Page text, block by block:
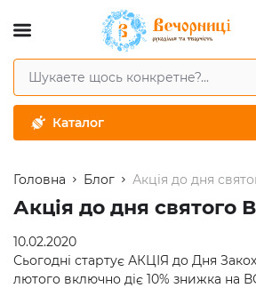
Каталог
Головна Блог Акція до дня
Акція до дня святого
10.02.2020
Сьогодні стартує АКЦІЯ до Дня
лютого включно діє 10% знижка на